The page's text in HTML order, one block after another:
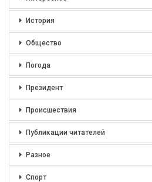
История
Общество
Погода
Президент
Происшествия
Публикации читателей
Разное
Спорт